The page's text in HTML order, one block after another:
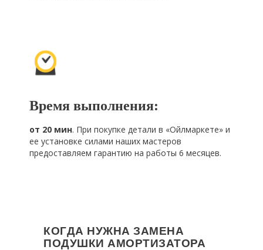
Время выполнения:
от 20 мин. При покупке детали в «Ойлмаркете» и
ее установке силами наших мастеров
предоставляем гарантию на работы 6 месяцев.
КОГДА НУЖНА ЗАМЕНА
ПОДУШКИ АМОРТИЗАТОРА